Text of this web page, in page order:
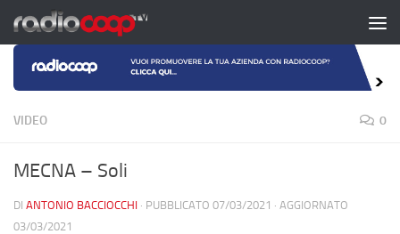
Salta al contenuto
VIDEO 0
MECNA – Soli
DI ANTONIO BACCIOCCHI · PUBBLICATO 07/03/2021 · AGGIORNATO
03/03/2021